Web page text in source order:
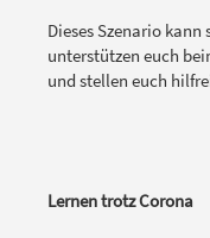
Dieses Szenario
unterstützen euch
und stellen euch
Lernen trotz Corona